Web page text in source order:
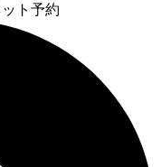
ト予約